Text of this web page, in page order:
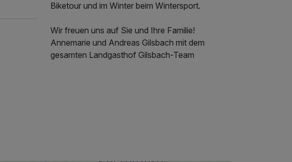
Biketour und im Winter beim Wintersport.
Wir freuen uns auf Sie und Ihre Familie!
Annemarie und Andreas Gilsbach mit dem
gesamten Landgasthof Gilsbach-Team